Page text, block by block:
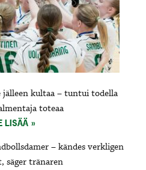
kultaa – tuntui todella
toteaa
LISÄÄ
– kändes verkligen
säger tränaren